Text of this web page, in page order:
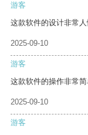
游客
这款软件的设计非常人
2025-09-10
游客
这款软件的操作非常
2025-09-10
游客